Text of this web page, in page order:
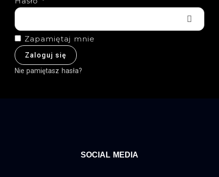
Zapamiętaj mnie
Zaloguj się
Nie pamiętasz hasła?
SOCIAL MEDIA